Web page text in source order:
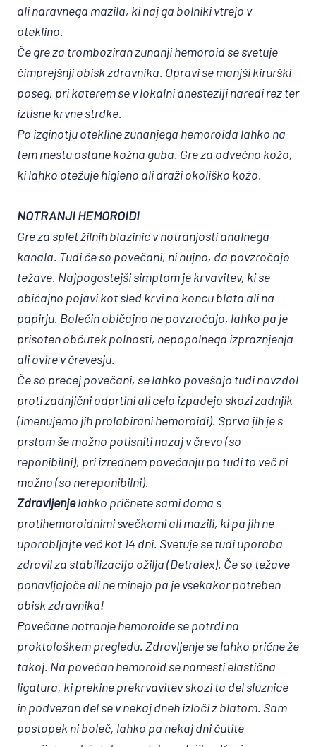
ali naravnega mazila, ki naj ga bolniki vtrejo v
oteklino.
Če gre za tromboziran zunanji hemoroid se svetuje
čimprejšnji obisk zdravnika. Opravi se manjši kirurški
poseg, pri katerem se v lokalni anesteziji naredi rez ter
iztisne krvne strdke.
Po izginotju otekline zunanjega hemoroida lahko na
tem mestu ostane kožna guba. Gre za odvečno kožo,
ki lahko otežuje higieno ali draži okoliško kožo.
NOTRANJI HEMOROIDI
Gre za splet žilnih blazinic v notranjosti analnega
kanala. Tudi če so povečani, ni nujno, da povzročajo
težave. Najpogostejši simptom je krvavitev, ki se
običajno pojavi kot sled krvi na koncu blata ali na
papirju. Bolečin običajno ne povzročajo, lahko pa je
prisoten občutek polnosti, nepopolnega izpraznjenja
ali ovire v črevesju.
Če so precej povečani, se lahko povešajo tudi navzdol
proti zadnjični odprtini ali celo izpadejo skozi zadnjik
(imenujemo jihprolabirani hemoroidi). Sprva jih je s
prstom še možno potisniti nazaj v črevo (so
reponibilni), pri izrednem povečanju pa tudi to več ni
možno (so nereponibilni).
Zdravljenjelahko pričnete sami doma s
protihemoroidnimi svečkami ali mazili, ki pa jih ne
uporabljajte več kot 14 dni. Svetuje se tudi uporaba
zdravil za stabilizacijo ožilja (Detralex). Če so težave
ponavljajoče ali ne minejo pa je vsekakor potreben
obisk zdravnika!
Povečane notranje hemoroide se potrdi na
proktološkem pregledu. Zdravljenje se lahko prične že
takoj. Na povečan hemoroid se namesti elastična
ligatura, ki prekine prekrvavitev skozi ta del sluznice
in podvezan del se v nekaj dneh izloči z blatom. Sam
postopek ni boleč, lahko pa nekaj dni čutite